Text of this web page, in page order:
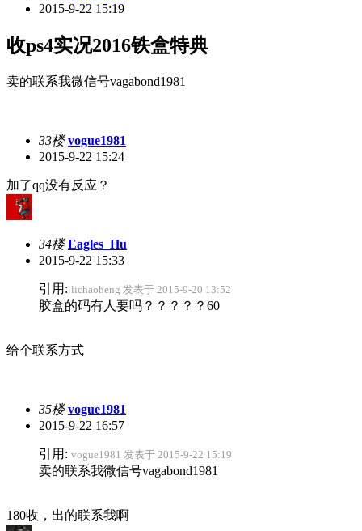
2015-9-22 15:19
收ps4实况2016铁盒特典
卖的联系我微信号vagabond1981
33楼 vogue1981
2015-9-22 15:24
加了qq没有反应？
34楼 Eagles_Hu
2015-9-22 15:33
引用: lichaoheng 发表于 2015-9-20 13:52
胶盒的码有人要吗？？？？？60
给个联系方式
35楼 vogue1981
2015-9-22 16:57
引用: vogue1981 发表于 2015-9-22 15:19
卖的联系我微信号vagabond1981
180收，出的联系我啊